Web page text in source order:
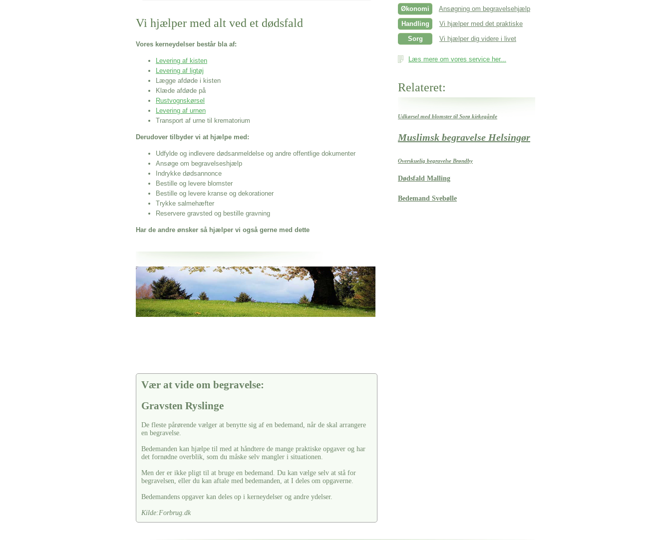
Vi hjælper med alt ved et dødsfald
Vores kerneydelser består bla af:
Levering af kisten
Levering af ligtøj
Lægge afdøde i kisten
Klæde afdøde på
Rustvognskørsel
Levering af urnen
Transport af urne til krematorium
Derudover tilbyder vi at hjælpe med:
Udfylde og indlevere dødsanmeldelse og andre offentlige dokumenter
Ansøge om begravelseshjælp
Indrykke dødsannonce
Bestille og levere blomster
Bestille og levere kranse og dekorationer
Trykke salmehæfter
Reservere gravsted og bestille gravning
Har de andre ønsker så hjælper vi også gerne med dette
Her hos os får du altid en god afslutning når det gælder
Gravsten Ryslinge
vi hjælper i alle faser af begravelsel
Vær at vide om begravelse:
Gravsten Ryslinge
De fleste pårørende vælger at benytte sig af en bedemand, når de skal arrangere
en begravelse.
Bedemanden kan hjælpe til med at håndtere de mange praktiske opgaver og har
det fornødne overblik, som du måske selv mangler i situationen.
Men der er ikke pligt til at bruge en bedemand. Du kan vælge selv at stå for
begravelsen, eller du kan aftale med bedemanden, at I deles om opgaverne.
Bedemandens opgaver kan deles op i kerneydelser og andre ydelser.
Kilde:Forbrug.dk
Økonomi
Ansøgning om begravelsehjælp
Handling
Vi hjælper med det praktiske
Sorg
Vi hjælper dig videre i livet
Læs mere om vores service her...
Relateret:
Udkørsel med blomster til Sorø kirkegårde
Muslimsk begravelse Helsingør
Overskuelig begravelse Brøndby
Dødsfald Malling
Bedemand Svebølle